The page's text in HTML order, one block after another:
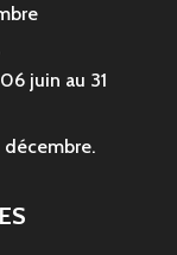
juin au 31
décembre.